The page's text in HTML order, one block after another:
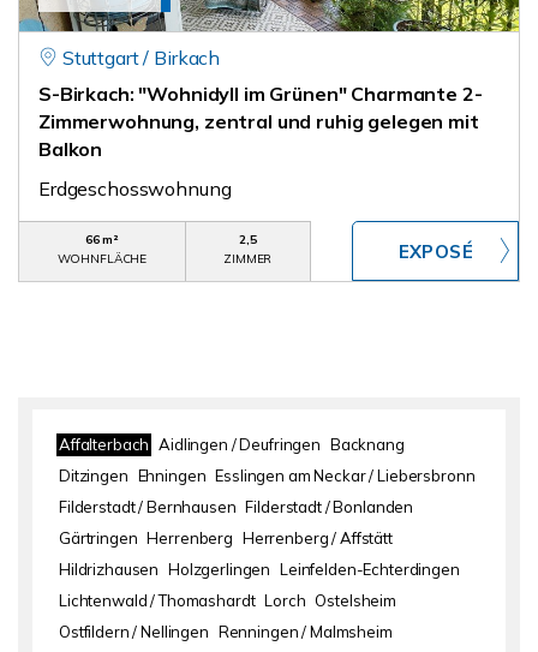
Stuttgart / Birkach
S-Birkach: "Wohnidyll im Grünen" Charmante 2-
Zimmerwohnung, zentral und ruhig gelegen mit
Balkon
Erdgeschosswohnung
66 m²
WOHNFLÄCHE
2,5
ZIMMER
Affalterbach Aidlingen / Deufringen Backnang
Ditzingen Ehningen Esslingen am Neckar / Liebersbronn
Filderstadt / Bernhausen Filderstadt / Bonlanden
Gärtringen Herrenberg Herrenberg / Affstätt
Hildrizhausen Holzgerlingen Leinfelden-Echterdingen
Lichtenwald / Thomashardt Lorch Ostelsheim
Ostfildern / Nellingen Renningen / Malmsheim